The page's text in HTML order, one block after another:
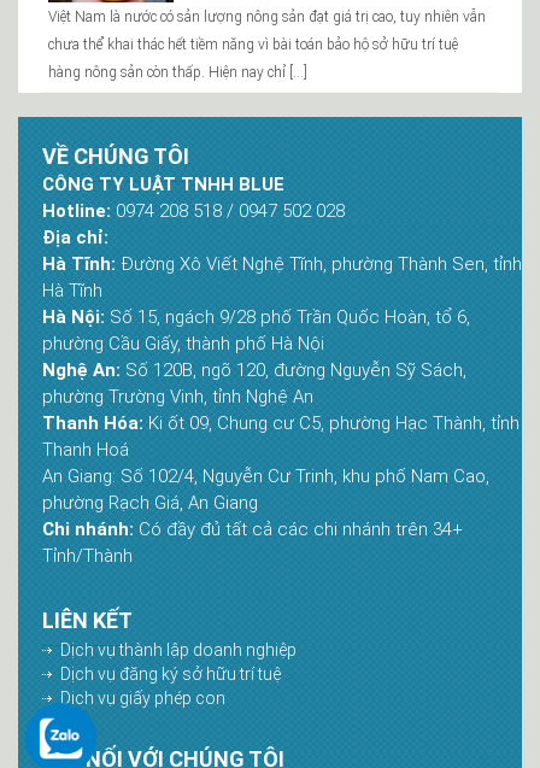
Việt Nam là nước có sản lượng nông sản đạt giá trị cao, tuy nhiên vẫn
chưa thể khai thác hết tiềm năng vì bài toán bảo hộ sở hữu trí tuệ
hàng nông sản còn thấp. Hiện nay chỉ […]
VỀ CHÚNG TÔI
CÔNG TY LUẬT TNHH BLUE
Hotline: 0974 208 518 / 0947 502 028
Địa chỉ:
Hà Tĩnh: Đường Xô Viết Nghệ Tĩnh, phường Thành Sen, tỉnh
Hà Tĩnh
Hà Nội: Số 15, ngách 9/28 phố Trần Quốc Hoàn, tổ 6,
phường Cầu Giấy, thành phố Hà Nội
Nghệ An: Số 120B, ngõ 120, đường Nguyễn Sỹ Sách,
phường Trường Vinh, tỉnh Nghệ An
Thanh Hóa: Ki ốt 09, Chung cư C5, phường Hạc Thành, tỉnh
Thanh Hoá
An Giang: Số 102/4, Nguyễn Cư Trinh, khu phố Nam Cao,
phường Rạch Giá, An Giang
Chi nhánh: Có đầy đủ tất cả các chi nhánh trên 34+
Tỉnh/Thành
LIÊN KẾT
Dịch vụ thành lập doanh nghiệp
Dịch vụ đăng ký sở hữu trí tuệ
Dịch vụ giấy phép con
KẾT NỐI VỚI CHÚNG TÔI